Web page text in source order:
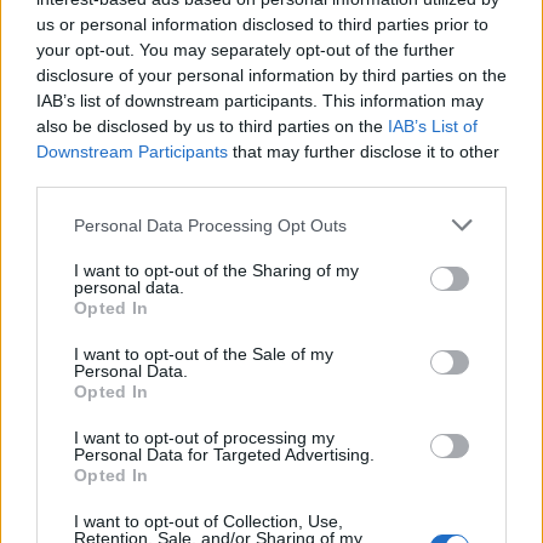
us or personal information disclosed to third parties prior to
your opt-out. You may separately opt-out of the further
disclosure of your personal information by third parties on the
IAB’s list of downstream participants. This information may
also be disclosed by us to third parties on the IAB’s List of
Downstream Participants that may further disclose it to other
Personal Data Processing Opt Outs
I want to opt-out of the Sharing of my
personal data.
Opted In
I want to opt-out of the Sale of my
Personal Data.
Opted In
I want to opt-out of processing my
Personal Data for Targeted Advertising.
Opted In
I want to opt-out of Collection, Use,
Retention, Sale, and/or Sharing of my
Zbardhet zjarrvënia në
Vlorë, pranga 33-vjeçarit
që dogji banesën e
konkurrentëve
Reforma territoriale/
Cërriku hap konsultimet
publike, Doka: Qëndrimi
do të bazohet te zëri i
qytetarëve, jo te
Ilir Beqaj doli nga burgu,
vajza e ish-ministrit të
Shëndetësisë heq dorë
nga shtetësia shqiptare
gjykata e Tiranës lë në
burg aktivisten turke,